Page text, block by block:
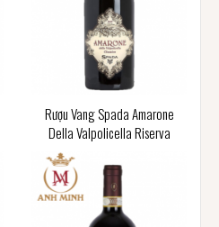
Rượu Vang Spada Amarone
Della Valpolicella Riserva